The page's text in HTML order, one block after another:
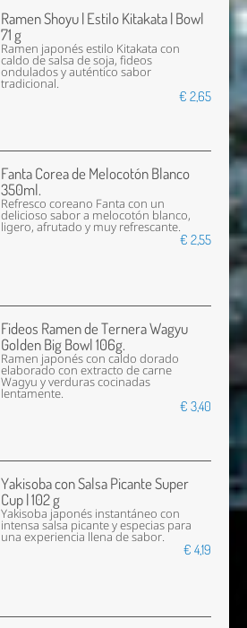
Ramen Shoyu | Estilo Kitakata | Bowl
71 g
Ramen japonés estilo Kitakata con
caldo de salsa de soja, fideos
ondulados y auténtico sabor
tradicional.
€ 2,65
Fanta Corea de Melocotón Blanco
350ml.
Refresco coreano Fanta con un
delicioso sabor a melocotón blanco,
ligero, afrutado y muy refrescante.
€ 2,55
Fideos Ramen de Ternera Wagyu
Golden Big Bowl 106g.
Ramen japonés con caldo dorado
elaborado con extracto de carne
Wagyu y verduras cocinadas
lentamente.
€ 3,40
Yakisoba con Salsa Picante Super
Cup | 102 g
Yakisoba japonés instantáneo con
intensa salsa picante y especias para
una experiencia llena de sabor.
€ 4,19